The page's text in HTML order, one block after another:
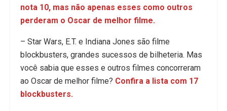
nota 10, mas não apenas esses como outros
perderam o Oscar de melhor filme.
– Star Wars, E.T. e Indiana Jones são filme
blockbusters, grandes sucessos de bilheteria. Mas
você sabia que esses e outros filmes concorreram
ao Oscar de melhor filme? Confira a lista com 17
blockbusters.